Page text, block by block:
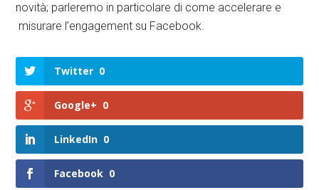
novità; parleremo in particolare di come accelerare e
misurare l’engagement su Facebook.
Twitter 0
Google+ 0
LinkedIn 0
Facebook 0